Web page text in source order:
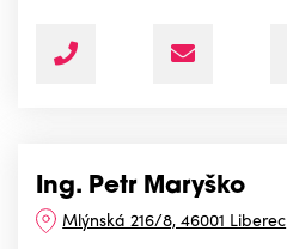
Ing. Petr Maryško
Mlýnská 216/8, 46001 Liberec